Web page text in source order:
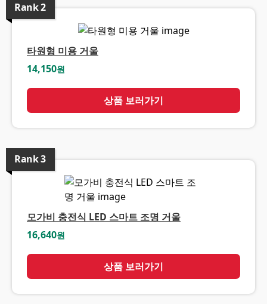
Rank2
타원형 미용 거울
14,150원
상품 보러가기
Rank3
모가비 충전식 LED 스마트 조명 거울
16,640원
상품 보러가기